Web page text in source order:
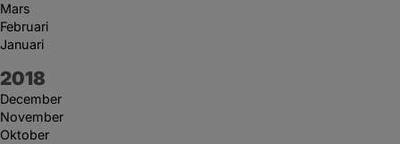
Mars
Februari
Januari
År:
2018
December
November
Oktober